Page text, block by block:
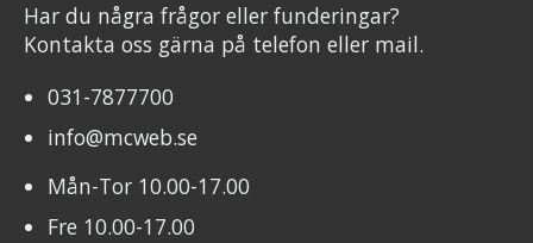
Har du några frågor eller funderingar?
Kontakta oss gärna på telefon eller mail.
031-7877700
info@mcweb.se
Mån-Tor 10.00-17.00
Fre 10.00-17.00